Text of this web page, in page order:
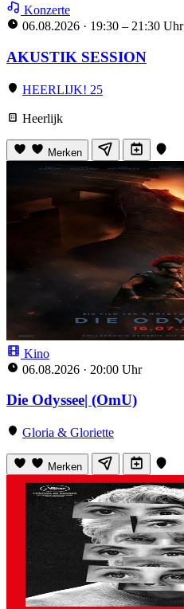
Konzerte
06.08.2026 · 19:30 – 21:30 Uhr
AKUSTIK SESSION
HEERLIJK! 25
Heerlijk
Merken
Kino
06.08.2026 · 20:00 Uhr
Die Odyssee| (OmU)
Gloria & Gloriette
Merken